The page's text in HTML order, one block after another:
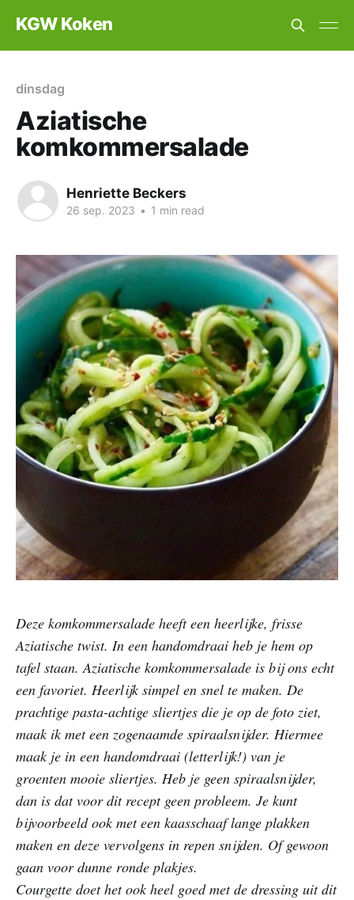
KGW Koken
dinsdag
Aziatische
komkommersalade
Henriette Beckers
26 sep. 2023 • 1 min read
Deze komkommersalade heeft een heerlijke, frisse
Aziatische twist. In een handomdraai heb je hem op
tafel staan. Aziatische komkommersalade is bij ons echt
een favoriet. Heerlijk simpel en snel te maken. De
prachtige pasta-achtige sliertjes die je op de foto ziet,
maak ik met een zogenaamde spiraalsnijder. Hiermee
maak je in een handomdraai (letterlijk!) van je
groenten mooie sliertjes. Heb je geen spiraalsnijder,
dan is dat voor dit recept geen probleem. Je kunt
bijvoorbeeld ook met een kaasschaaf lange plakken
maken en deze vervolgens in repen snijden. Of gewoon
gaan voor dunne ronde plakjes.
Courgette doet het ook heel goed met de dressing uit dit